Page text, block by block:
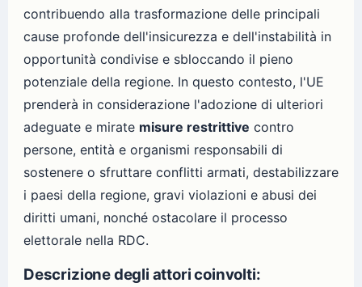
contribuendo alla trasformazione delle principali
cause profonde dell'insicurezza e dell'instabilità in
opportunità condivise e sbloccando il pieno
potenziale della regione. In questo contesto, l'UE
prenderà in considerazione l'adozione di ulteriori
adeguate e mirate misure restrittive contro
persone, entità e organismi responsabili di
sostenere o sfruttare conflitti armati, destabilizzare
i paesi della regione, gravi violazioni e abusi dei
diritti umani, nonché ostacolare il processo
elettorale nella RDC.
Descrizione degli attori coinvolti: